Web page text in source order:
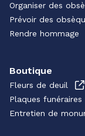
Organiser des
Prévoir des
Rendre hommage
Boutique
Fleurs de deuil
Plaques funéraires
Entretien de